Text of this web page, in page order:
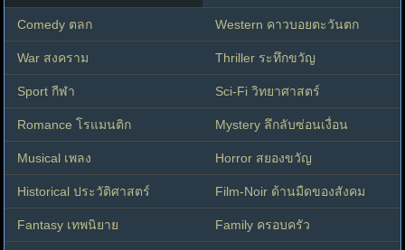
Comedy ตลก Western คาวบอยตะวันตก
War สงคราม Thriller ระทึกขวัญ
Sport กีฬา Sci-Fi วิทยาศาสตร์
Romance โรแมนติก Mystery ลึกลับซ่อนเงื่อน
Musical เพลง Horror สยองขวัญ
Historical ประวัติศาสตร์ Film-Noir ด้านมืดของสังคม
Fantasy เทพนิยาย Family ครอบครัว